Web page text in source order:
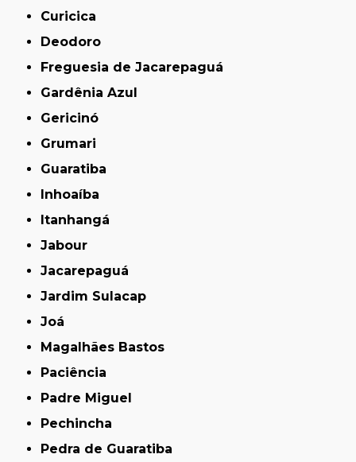
Curicica
Deodoro
Freguesia de Jacarepaguá
Gardênia Azul
Gericinó
Grumari
Guaratiba
Inhoaíba
Itanhangá
Jabour
Jacarepaguá
Jardim Sulacap
Joá
Magalhães Bastos
Paciência
Padre Miguel
Pechincha
Pedra de Guaratiba